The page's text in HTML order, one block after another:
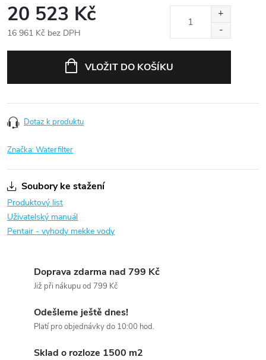
20 523 Kč
16 961 Kč bez DPH
VLOŽIT DO KOŠÍKU
Dotaz k produktu
Značka:Waterfilter
Soubory ke stažení
Produktový list
Uživatelský manuál
Pentair - vyhody mekke vody
Doprava zdarma nad 799 Kč
Již při nákupu od 799 Kč
Odešleme ještě dnes!
Platí pro objednávky do 10:00 hod.
Sklad o rozloze 1500 m2